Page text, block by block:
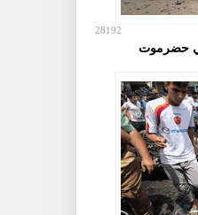
28192
حضرموت